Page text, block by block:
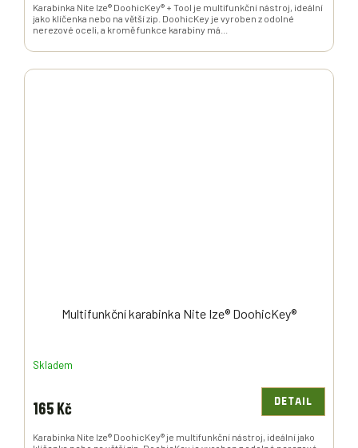
Karabinka Nite Ize® DoohicKey® + Tool je multifunkční nástroj, ideální
jako klíčenka nebo na větší zip. DoohicKey je vyroben z odolné
nerezové oceli, a kromě funkce karabiny má...
Multifunkční karabinka Nite Ize® DoohicKey®
Skladem
165 Kč DETAIL
Karabinka Nite Ize® DoohicKey® je multifunkční nástroj, ideální jako